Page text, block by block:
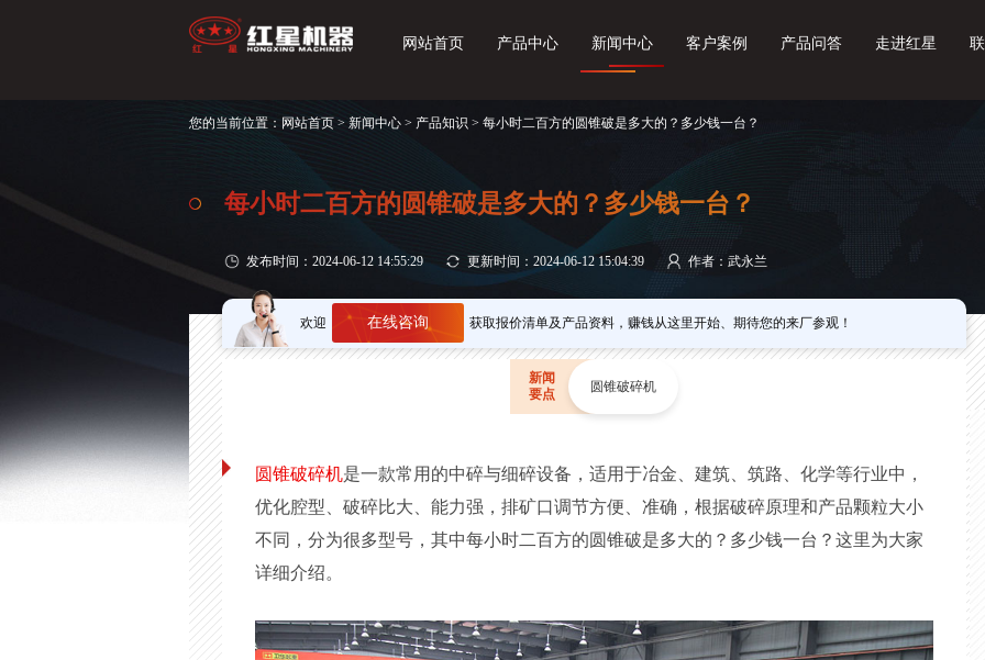
网站首页 产品中心 新闻中心 客户案例 产品问答 走进红星
您的当前位置： 网站首页 > 新闻中心 > 产品知识 > 每小时二百方的圆锥破是多大的？多少钱一台？
每小时二百方的圆锥破是多大的？多少钱一台？
发布时间：2024-06-12 14:55:29 更新时间：2024-06-12 15:04:39 作者：武永兰
欢迎 在线咨询 获取报价清单及产品资料，赚钱从这里开始、期待您的来厂参观！
新闻
要点
圆锥破碎机
圆锥破碎机是一款常用的中碎与细碎设备，适用于冶金、建筑、筑路、化学等行业中，
优化腔型、破碎比大、能力强，排矿口调节方便、准确，根据破碎原理和产品颗粒大小
不同，分为很多型号，其中每小时二百方的圆锥破是多大的？多少钱一台？这里为大家
详细介绍。